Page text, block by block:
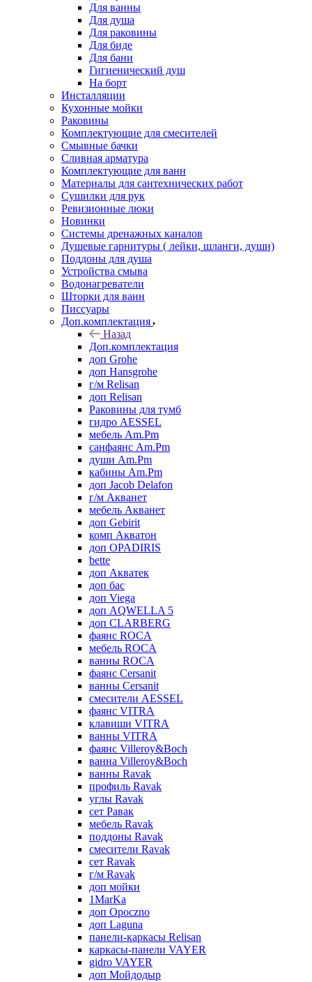
Для ванны
Для душа
Для раковины
Для биде
Для бани
Гигиенический душ
На борт
Инсталляции
Кухонные мойки
Раковины
Комплектующие для смесителей
Смывные бачки
Сливная арматура
Комплектующие для ванн
Материалы для сантехнических работ
Сушилки для рук
Ревизионные люки
Новинки
Системы дренажных каналов
Душевые гарнитуры ( лейки, шланги, души)
Поддоны для душа
Устройства смыва
Водонагреватели
Шторки для ванн
Писсуары
Доп.комплектация
Назад
Доп.комплектация
доп Grohe
доп Hansgrohe
г/м Relisan
доп Relisan
Раковины для тумб
гидро AESSEL
мебель Am.Pm
санфаянс Am.Pm
души Am.Pm
кабины Am.Pm
доп Jacob Delafon
г/м Акванет
мебель Акванет
доп Gebirit
комп Акватон
доп OPADIRIS
bette
доп Акватек
доп бас
доп Viega
доп AQWELLA 5
доп CLARBERG
фаянс ROCA
мебель ROCA
ванны ROCA
фаянс Cersanit
ванны Cersanit
смесители AESSEL
фаянс VITRA
клавиши VITRA
ванны VITRA
фаянс Villeroy&Boch
ванна Villeroy&Boch
ванны Ravak
профиль Ravak
углы Ravak
сет Равак
мебель Ravak
поддоны Ravak
смесители Ravak
сет Ravak
г/м Ravak
доп мойки
1MarKa
доп Opoczno
доп Laguna
панели-каркасы Relisan
каркасы-панели VAYER
gidro VAYER
доп Мойдодыр